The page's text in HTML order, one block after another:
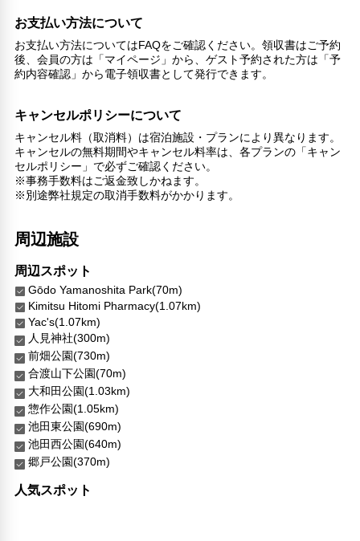
セーフティボックス（フロント）
電気自動車充電スタンド
お支払い方法について
お支払い方法についてはFAQをご確認ください。領収書はご予約
後、会員の方は「マイページ」から、ゲスト予約された方は「予
約内容確認」から電子領収書として発行できます。
キャンセルポリシーについて
キャンセル料（取消料）は宿泊施設・プランにより異なります。
キャンセルの無料期間やキャンセル料率は、各プランの「キャン
セルポリシー」で必ずご確認ください。
※事務手数料はご返金致しかねます。
※別途弊社規定の取消手数料がかかります。
周辺施設
周辺スポット
Gōdo Yamanoshita Park(70m)
Kimitsu Hitomi Pharmacy(1.07km)
Yac's(1.07km)
人見神社(300m)
前畑公園(730m)
合渡山下公園(70m)
大和田公園(1.03km)
惣作公園(1.05km)
池田東公園(690m)
池田西公園(640m)
郷戸公園(370m)
人気スポット